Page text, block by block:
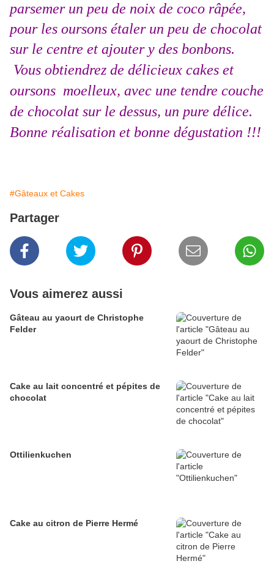
parsemer un peu de noix de coco râpée,
pour les oursons étaler un peu de chocolat
sur le centre et ajouter y des bonbons.
Vous obtiendrez de délicieux cakes et
oursons moelleux, avec une tendre couche
de chocolat sur le dessus, un pure délice.
Bonne réalisation et bonne dégustation !!!
#Gâteaux et Cakes
Partager
Vous aimerez aussi
Gâteau au yaourt de Christophe
Felder
Cake au lait concentré et pépites de
chocolat
Ottilienkuchen
Cake au citron de Pierre Hermé